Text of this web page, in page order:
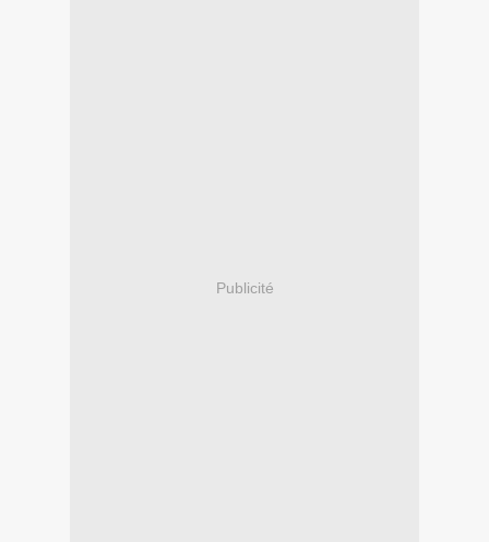
Publicité